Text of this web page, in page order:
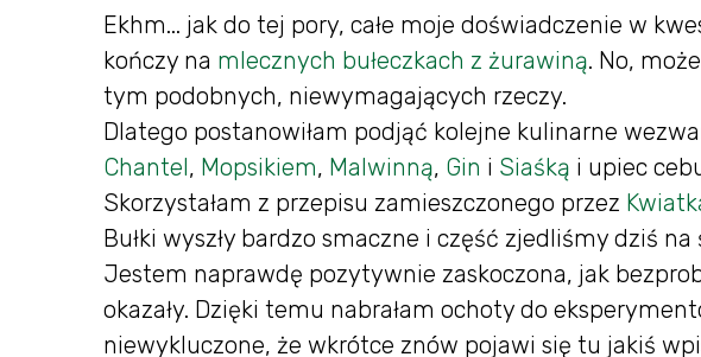
Ekhm... jak do tej pory, całe moje doświadczenie w
kończy na mlecznych bułeczkach z żurawiną. No,
tym podobnych, niewymagających rzeczy.
Dlatego postanowiłam podjąć kolejne kulinarne
Chantel, Mopsikiem, Malwinną, Gin i Siaśką i upiec
Skorzystałam z przepisu zamieszczonego przez
Bułki wyszły bardzo smaczne i część zjedliśmy dziś
Jestem naprawdę pozytywnie zaskoczona, jak
okazały. Dzięki temu nabrałam ochoty do
niewykluczone, że wkrótce znów pojawi się tu jakiś